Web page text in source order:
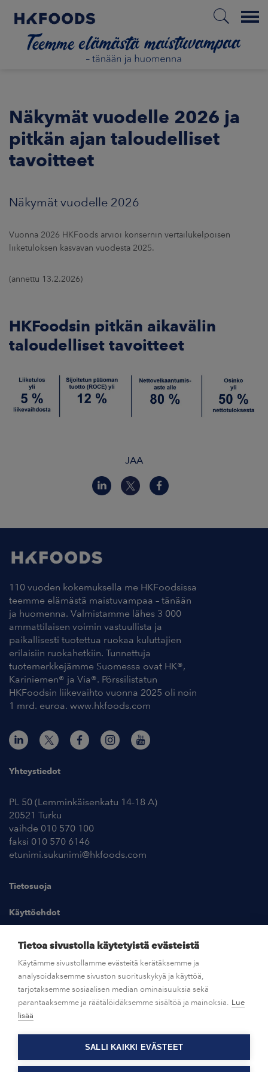
Menu
ETUSIVU
VASTUULLISUUS
SIJOITTAJAT
UUTISHUONE
YHTEYSTIEDOT
Näkymät vuodelle 2026 ja
pitkän ajan taloudelliset
tavoitteet
Näkymät vuodelle 2026
Vuonna 2026 HKFoods arvioi konsernin vertailukelpoisen
liiketuloksen kasvavan vuodesta 2025.
(annettu 13.2.2026)
HKFoodsin pitkän aikavälin
taloudelliset tavoitteet
JAA
110 vuoden kokemuksella me HKFoodsissa
teemme elämästä maistuvampaa – tänään
ja huomenna. Valmistamme lähes 3 000
ammattilaisen voimin vastuullista ja
paikallisesti tuotettua ruokaa kuluttajien
erilaisiin ruokahetkiin. Tunnettuja
tuotemerkkejämme Suomessa ovat HK®,
Kariniemen® ja Via®. Pörssilistatun
HKFoodsin liikevaihto vuonna 2025 oli noin
1 mrd. euroa. www.hkfoods.com
Yhteystiedot
PL 50 (Lemminkäisenkatu 14-18 A)
20521 Turku
vaihde 010 570 100
faksi 010 570 6146
etunimi.sukunimi@hkfoods.com
Tietosuoja
Käyttöehdot
Kuvapankki
UUTISHUONE
OTA YHTEYTTÄ
Tietoa sivustolla käytetyistä evästeistä
Käytämme sivustollamme evästeitä kerätäksemme ja
analysoidaksemme sivuston suorituskykyä ja käyttöä,
tarjotaksemme sosiaalisen median ominaisuuksia sekä
parantaaksemme ja räätälöidäksemme sisältöä ja mainoksia. Lue
lisää
SALLI KAIKKI EVÄSTEET